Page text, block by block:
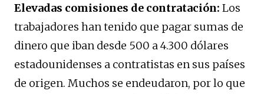
Elevadas comisiones de contratación: Los
trabajadores han tenido que pagar sumas de
dinero que iban desde 500 a 4.300 dólares
estadounidenses a contratistas en sus países
de origen. Muchos se endeudaron, por lo que